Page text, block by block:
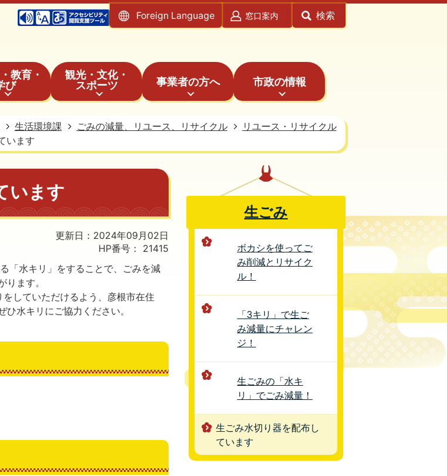
Foreign Language 窓口案内 検索
教育・
び
観光・文化・
スポーツ
事業者の方へ 市政の情報
生活環境課 ごみの減量、リユース、リサイクル
リユース・リサイクル
います
います
更新日：2024年09月02日
HP番号：
21415
「水キリ」をすることで、ごみを減
ます。
していただけるよう、彦根市在住
水キリにご協力ください。
生ごみ
ボカシを使ってご
み削減とリサイク
ル！
「3キリ」で生ご
み減量にチャレン
ジ！
生ごみの「水キ
リ」でごみ減量！
生ごみ水切り器を配布し
ています